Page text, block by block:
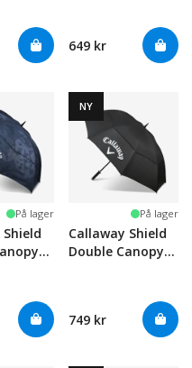
649 kr
På lager
NY
På lager
Callaway Shield
Double Canopy
749 kr